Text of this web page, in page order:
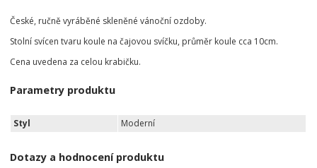
České, ručně vyráběné skleněné vánoční ozdoby.
Stolní svícen tvaru koule na čajovou svíčku, průměr koule cca 10cm.
Cena uvedena za celou krabičku.
Parametry produktu
Styl Moderní
Dotazy a hodnocení produktu